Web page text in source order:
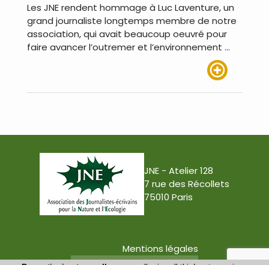
Les JNE rendent hommage à Luc Laventure, un
grand journaliste longtemps membre de notre
association, qui avait beaucoup oeuvré pour
faire avancer l’outremer et l’environnement …
JNE - Atelier 128
7 rue des Récollets
75010 Paris
Mentions légales